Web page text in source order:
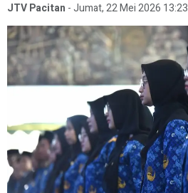
JTV Pacitan -Jumat, 22 Mei 2026 13:23